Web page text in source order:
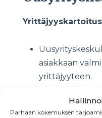
Parhaan kokemuksen
Yrittäjyyskartoitus
asiakkaan
yrittäjyyteen.
Kartoituksen
kirjallinen